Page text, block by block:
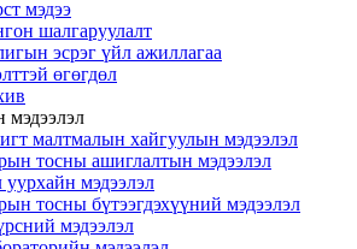
мэдээ
шалгаруулалт
эсрэг үйл ажиллагаа
өгөгдөл
мэдээлэл
малтмалын хайгуулын мэдээлэл
тосны ашиглалтын мэдээлэл
уурхайн мэдээлэл
тосны бүтээгдэхүүний мэдээлэл
мэдээлэл